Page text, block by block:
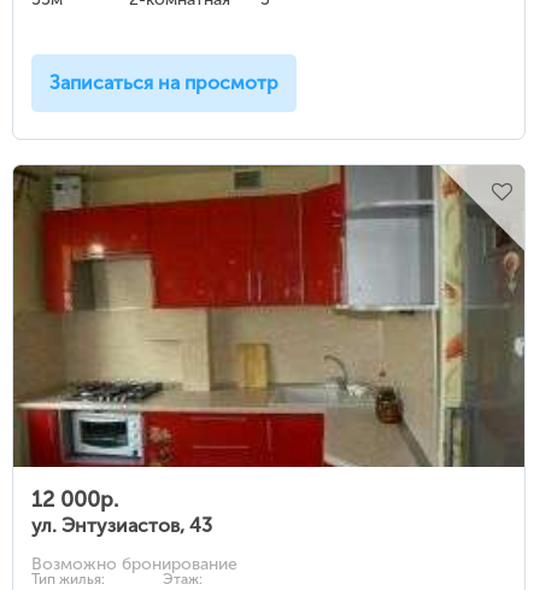
Записаться на просмотр
12 000р.
ул. Энтузиастов, 43
Возможно бронирование
Тип жилья: Этаж: